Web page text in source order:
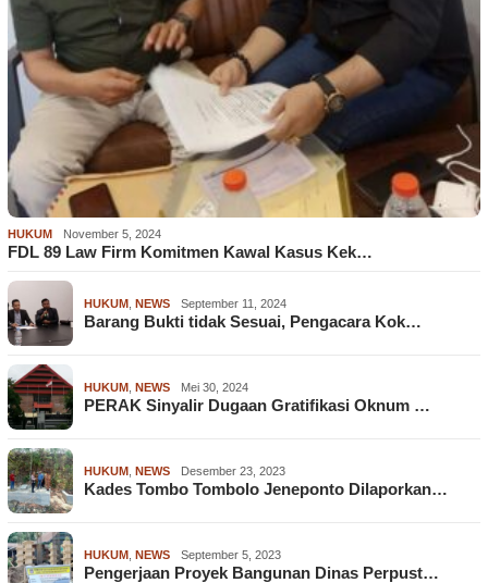
HUKUM November 5, 2024
FDL 89 Law Firm Komitmen Kawal Kasus Kek…
HUKUM NEWS September 11, 2024
Barang Bukti tidak Sesuai, Pengacara Kok…
HUKUM NEWS Mei 30, 2024
PERAK Sinyalir Dugaan Gratifikasi Oknum …
HUKUM NEWS Desember 23, 2023
Kades Tombo Tombolo Jeneponto Dilaporkan…
HUKUM NEWS September 5, 2023
Pengerjaan Proyek Bangunan Dinas Perpust…